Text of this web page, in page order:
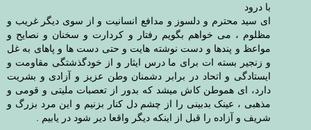
با درود
ای سید محترم و دلسوز و مدافع انسانیت و از سوی دیگر غریب و
مظلوم ، می خواهم بگویم رفتار و کردارت و سخنان و نصایح و
مواعظ و پندها و دست نوشته هایت و حتی دست ها و پاهای به غل
و زنجیر بسته ات برای ما درس ایثار و از خودگذشتگی مقاومت و
ایستادگی و اتحاد در برابر دشمنان وطن عزیز و آزادی و بشریت
دارد، ای هموطن کاش میشد که بدور از تعصبات ملیتی و قومی و
مذهبی ، عینک بدبینی را از چشم دل کنار بزنیم و این مرد بزرگ و
شریف و آزاده را قبل از اینکه دیگر واقعا دیر شود در یابیم .